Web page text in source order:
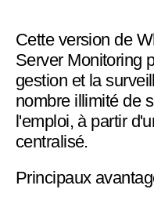
Cette version de
Server Monitoring
gestion et la
nombre illimité de
l'emploi, à partir
centralisé.
Principaux